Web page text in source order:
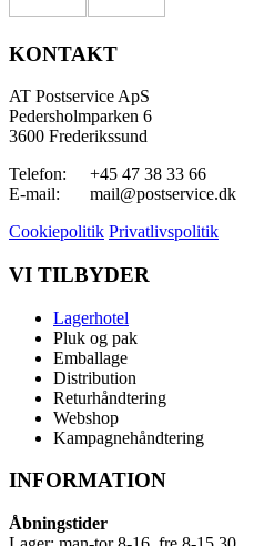
KONTAKT
AT Postservice ApS
Pedersholmparken 6
3600 Frederikssund
Telefon:
+45 47 38 33 66
E-mail:
mail@postservice.dk
Cookiepolitik Privatlivspolitik
VI TILBYDER
Lagerhotel
Pluk og pak
Emballage
Distribution
Returhåndtering
Webshop
Kampagnehåndtering
INFORMATION
Åbningstider